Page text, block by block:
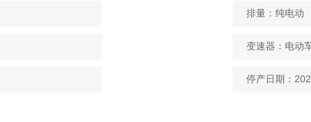
排量：纯电动
变速器：电动
停产日期：